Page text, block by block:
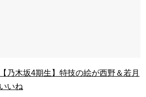
乃木坂4期生】特技の絵が西野＆若月
いね